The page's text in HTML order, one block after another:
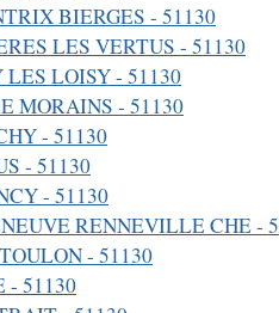
BIERGES - 51130
LES VERTUS - 51130
LOISY - 51130
MORAINS - 51130
- 51130
- 51130
- 51130
RENNEVILLE CHE -
- 51130
- 51130